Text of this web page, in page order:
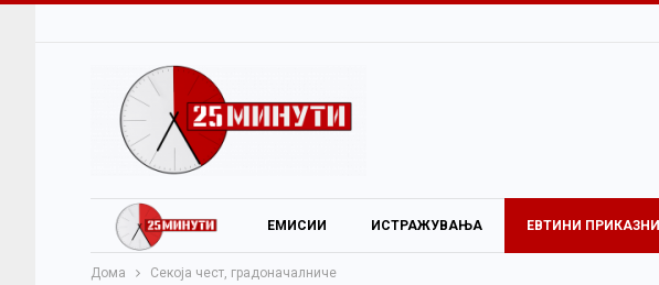
ЕМИСИИ ИСТРАЖУВАЊА ЕВТИНИ ПРИКАЗНИ
Дома Секоја чест, градоначалниче